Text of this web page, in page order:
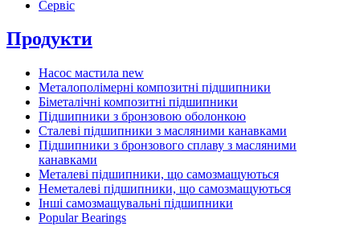
Сервіс
Продукти
Насос мастила new
Металополімерні композитні підшипники
Біметалічні композитні підшипники
Підшипники з бронзовою оболонкою
Сталеві підшипники з масляними канавками
Підшипники з бронзового сплаву з масляними
канавками
Металеві підшипники, що самозмащуються
Неметалеві підшипники, що самозмащуються
Інші самозмащувальні підшипники
Popular Bearings